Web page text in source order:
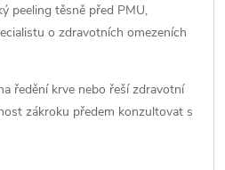
peeling těsně před PMU,
o zdravotních omezeních
ředění krve nebo řeší zdravotní
zákroku předem konzultovat s